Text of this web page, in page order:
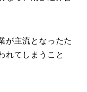
が主流となったた
れてしまうこと